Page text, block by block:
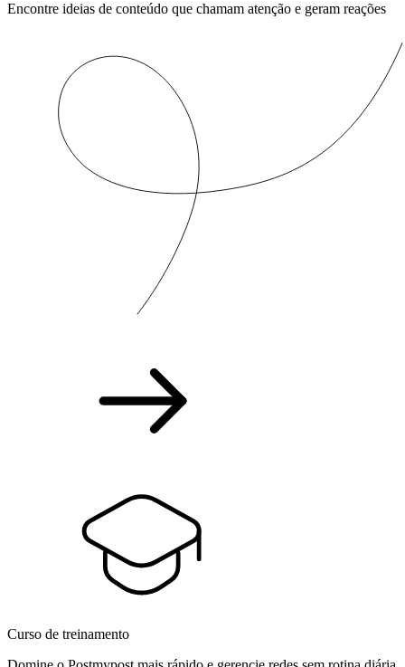
Encontre ideias de conteúdo que chamam atenção e geram reações
Curso de treinamento